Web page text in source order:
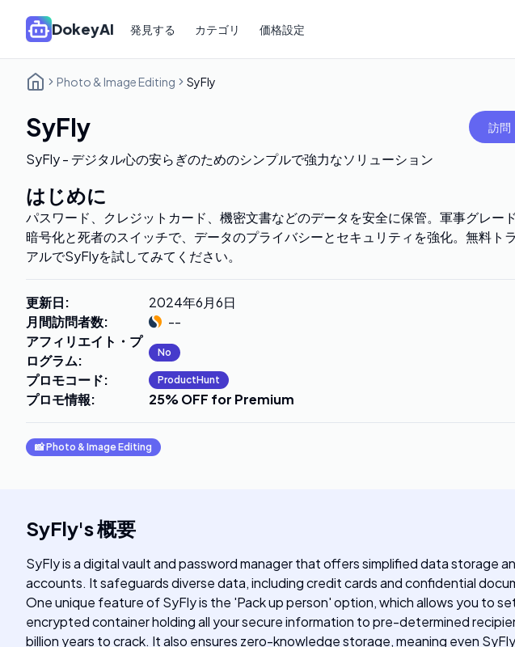
DokeyAI 発見する カテゴリ 価格設定
Photo & Image Editing SyFly
SyFly 訪問
SyFly - デジタル心の安らぎのためのシンプルで強力なソリューション
はじめに
パスワード、クレジットカード、機密文書などのデータを安全に保管。軍事グレー
暗号化と死者のスイッチで、データのプライバシーとセキュリティを強化。無料ト
アルでSyFlyを試してみてください。
更新日:
2024年6月6日
月間訪問者数:
--
アフィリエイト・プ
ログラム: No
プロモコード: ProductHunt
プロモ情報: 25% OFF for Premium
📸Photo & Image Editing
SyFly's概要
SyFly is a digital vault and password manager that offers simplified data storage
accounts. It safeguards diverse data, including credit cards and confidential
One unique feature of SyFly is the 'Pack up person' option, which allows you to
encrypted container holding all your secure information to pre-determined
billion years to crack. It also ensures zero-knowledge storage, meaning even